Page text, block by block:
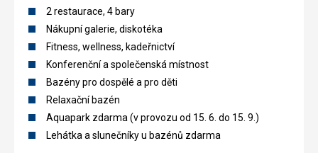
2 restaurace, 4 bary
Nákupní galerie, diskotéka
Fitness, wellness, kadeřnictví
Konferenční a společenská místnost
Bazény pro dospělé a pro děti
Relaxační bazén
Aquapark zdarma (v provozu od 15. 6. do 15. 9.)
Lehátka a slunečníky u bazénů zdarma